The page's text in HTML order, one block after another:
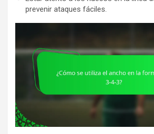
prevenir ataques fáciles.